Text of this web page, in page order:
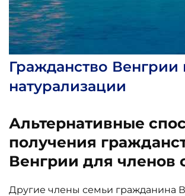
Гражданство Венгрии
натурализации
Альтернативные
получения
Венгрии для членов
Другие члены семьи гражданина